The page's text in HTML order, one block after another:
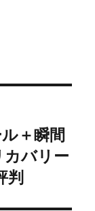
＋瞬間
バリー
判